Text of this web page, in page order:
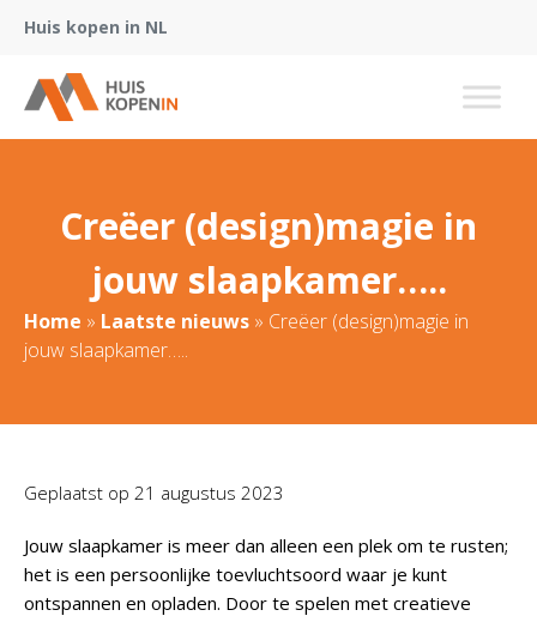
Huis kopen in NL
Creëer (design)magie in
jouw slaapkamer…..
Home » Laatste nieuws » Creëer (design)magie in
jouw slaapkamer…..
Geplaatst op 21 augustus 2023
Jouw slaapkamer is meer dan alleen een plek om te rusten;
het is een persoonlijke toevluchtsoord waar je kunt
ontspannen en opladen. Door te spelen met creatieve